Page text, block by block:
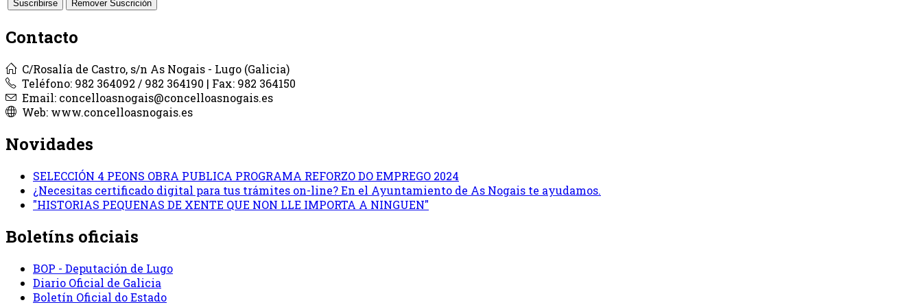
Contacto
C/Rosalía de Castro, s/n As Nogais - Lugo (Galicia)
Teléfono: 982 364092 / 982 364190 | Fax: 982 364150
Email: concelloasnogais@concelloasnogais.es
Web: www.concelloasnogais.es
Novidades
SELECCIÓN 4 PEONS OBRA PUBLICA PROGRAMA REFORZO DO EMPREGO 2024
¿Necesitas certificado digital para tus trámites on-line? En el Ayuntamiento de As Nogais te ayudamos.
"HISTORIAS PEQUENAS DE XENTE QUE NON LLE IMPORTA A NINGUEN"
Boletíns oficiais
BOP - Deputación de Lugo
Diario Oficial de Galicia
Boletín Oficial do Estado